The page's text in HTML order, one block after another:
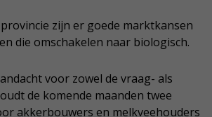
zijn er goede marktkansen
die omschakelen naar biologisch.
voor zowel de vraag- als
de komende maanden twee
akkerbouwers en melkveehouders